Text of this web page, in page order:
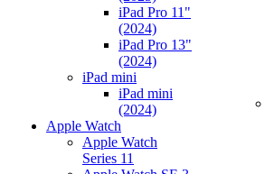
iPad Pro 11"
(2024)
iPad Pro 13"
(2024)
iPad mini
iPad mini
(2024)
Apple Watch
Apple Watch
Series 11